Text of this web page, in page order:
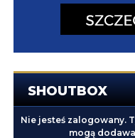
SHOUTBOX
Nie jesteś zalogowany.
mogą